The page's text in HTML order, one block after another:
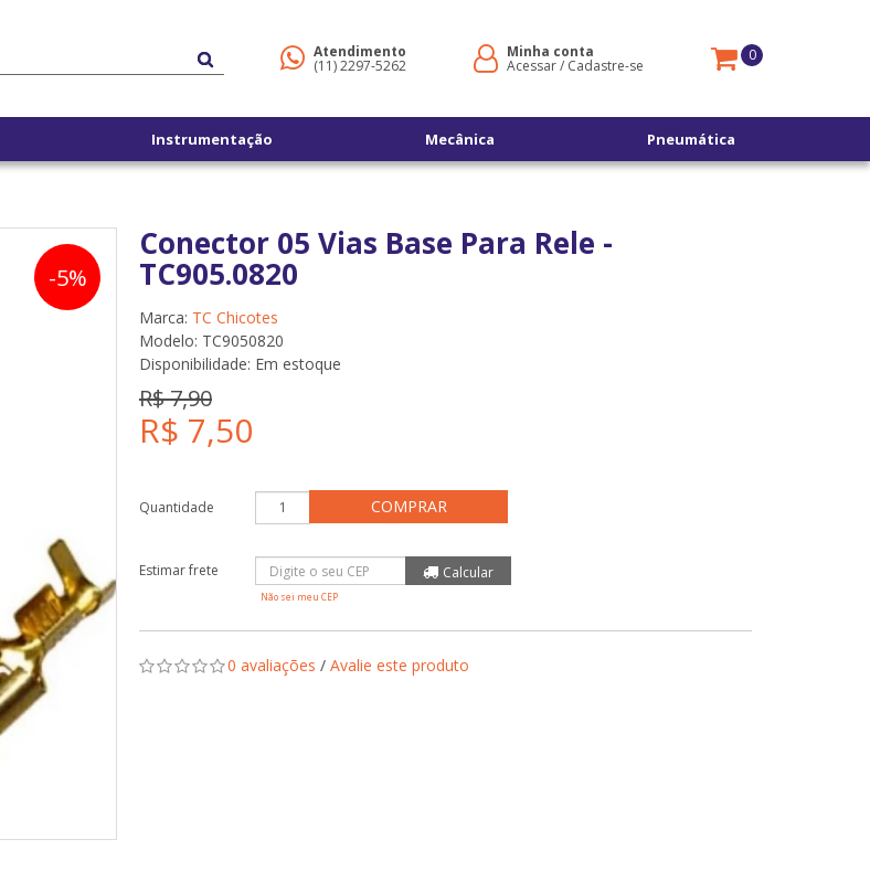
Atendimento
(11) 2297-5262
Minha conta
Acessar/ Cadastre-se
0
Instrumentação Mecânica Pneumática
-5%
Conector 05 Vias Base Para Rele -
TC905.0820
Marca: TC Chicotes
Modelo: TC9050820
Disponibilidade: Em estoque
R$ 7,90
R$ 7,50
Quantidade COMPRAR
Não sei meu CEP
0 avaliações / Avalie este produto